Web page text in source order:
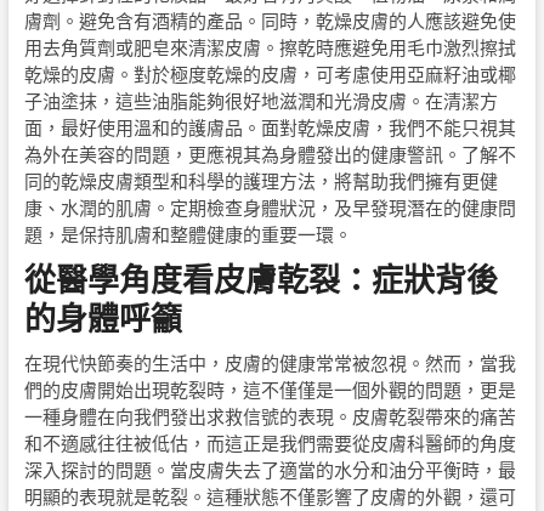
膚劑。避免含有酒精的產品。同時，乾燥皮膚的人應該避免使
用去角質劑或肥皂來清潔皮膚。擦乾時應避免用毛巾激烈擦拭
乾燥的皮膚。對於極度乾燥的皮膚，可考慮使用亞麻籽油或椰
子油塗抹，這些油脂能夠很好地滋潤和光滑皮膚。在清潔方
面，最好使用溫和的護膚品。面對乾燥皮膚，我們不能只視其
為外在美容的問題，更應視其為身體發出的健康警訊。了解不
同的乾燥皮膚類型和科學的護理方法，將幫助我們擁有更健
康、水潤的肌膚。定期檢查身體狀況，及早發現潛在的健康問
題，是保持肌膚和整體健康的重要一環。
從醫學角度看皮膚乾裂：症狀背後
的身體呼籲
在現代快節奏的生活中，皮膚的健康常常被忽視。然而，當我
們的皮膚開始出現乾裂時，這不僅僅是一個外觀的問題，更是
一種身體在向我們發出求救信號的表現。皮膚乾裂帶來的痛苦
和不適感往往被低估，而這正是我們需要從皮膚科醫師的角度
深入探討的問題。當皮膚失去了適當的水分和油分平衡時，最
明顯的表現就是乾裂。這種狀態不僅影響了皮膚的外觀，還可